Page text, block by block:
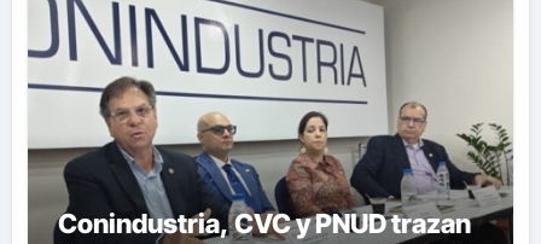
Conindustria, CVC y PNUD trazan